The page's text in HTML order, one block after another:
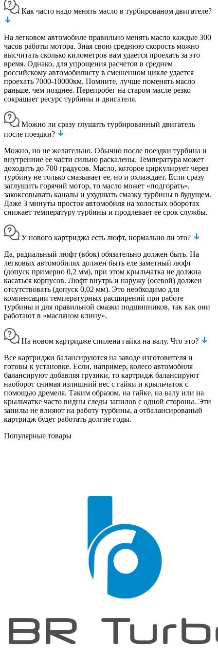
Как часто надо менять масло в турбированом двигателе?
На легковом автомобиле правильно менять масло каждые 300
часов работы мотора. Зная свою среднюю скорость можно
высчитать сколько километров вам удается проехать за это
время. Однако, для упрощения расчетов в среднем
российскому автомобилисту в смешенном цикле удается
проехать 7000-10000км. Помните, лучше поменять масло
раньше, чем позднее. Перепробег на старом масле резко
сокращает ресурс турбины и двигателя.
Можно ли сразу глушить турбированный двигатель
после поездки?
Можно, но не желательно. Обычно после поездки турбина и
внутренние ее части сильно раскалены. Температура может
доходить до 700 градусов. Масло, которое циркулирует через
турбину не только смазывает ее, но и охлаждает. Если сразу
заглушить горячий мотор, то масло может «подгорать»,
закоксовывать каналы и ухудшать смазку турбины в будущем.
Даже 3 минуты простоя автомобиля на холостых оборотах
снижает температуру турбины и продлевает ее срок службы.
У нового картриджа есть люфт, нормально ли это?
Да, радиальный люфт (вбок) обязательно должен быть. На
легковых автомобилях должен быть еле заметный люфт
(допуск примерно 0,2 мм), при этом крыльчатка не должна
касаться корпусов. Люфт внутрь и наружу (осевой) должен
отсутствовать (допуск 0,02 мм). Это необходимо для
компенсации температурных расширений при работе
турбины и для правильной смазки подшипников, так как они
работают в «масляном клину».
На новом картридже спилена гайка на валу. Что это?
Все картриджи балансируются на заводе изготовителя и
готовы к установке. Если, например, колесо автомобиля
балансируют добавляя грузики, то картридж балансируют
наоборот снимая излишний вес с гайки и крыльчаток с
помощью дремеля. Таким образом, на гайке, на валу или на
крыльчатке часто видны следы запилов с одной стороны. Эти
запилы не влияют на работу турбины, а отбалансированый
картридж будет работать долгие годы.
Популярные товары